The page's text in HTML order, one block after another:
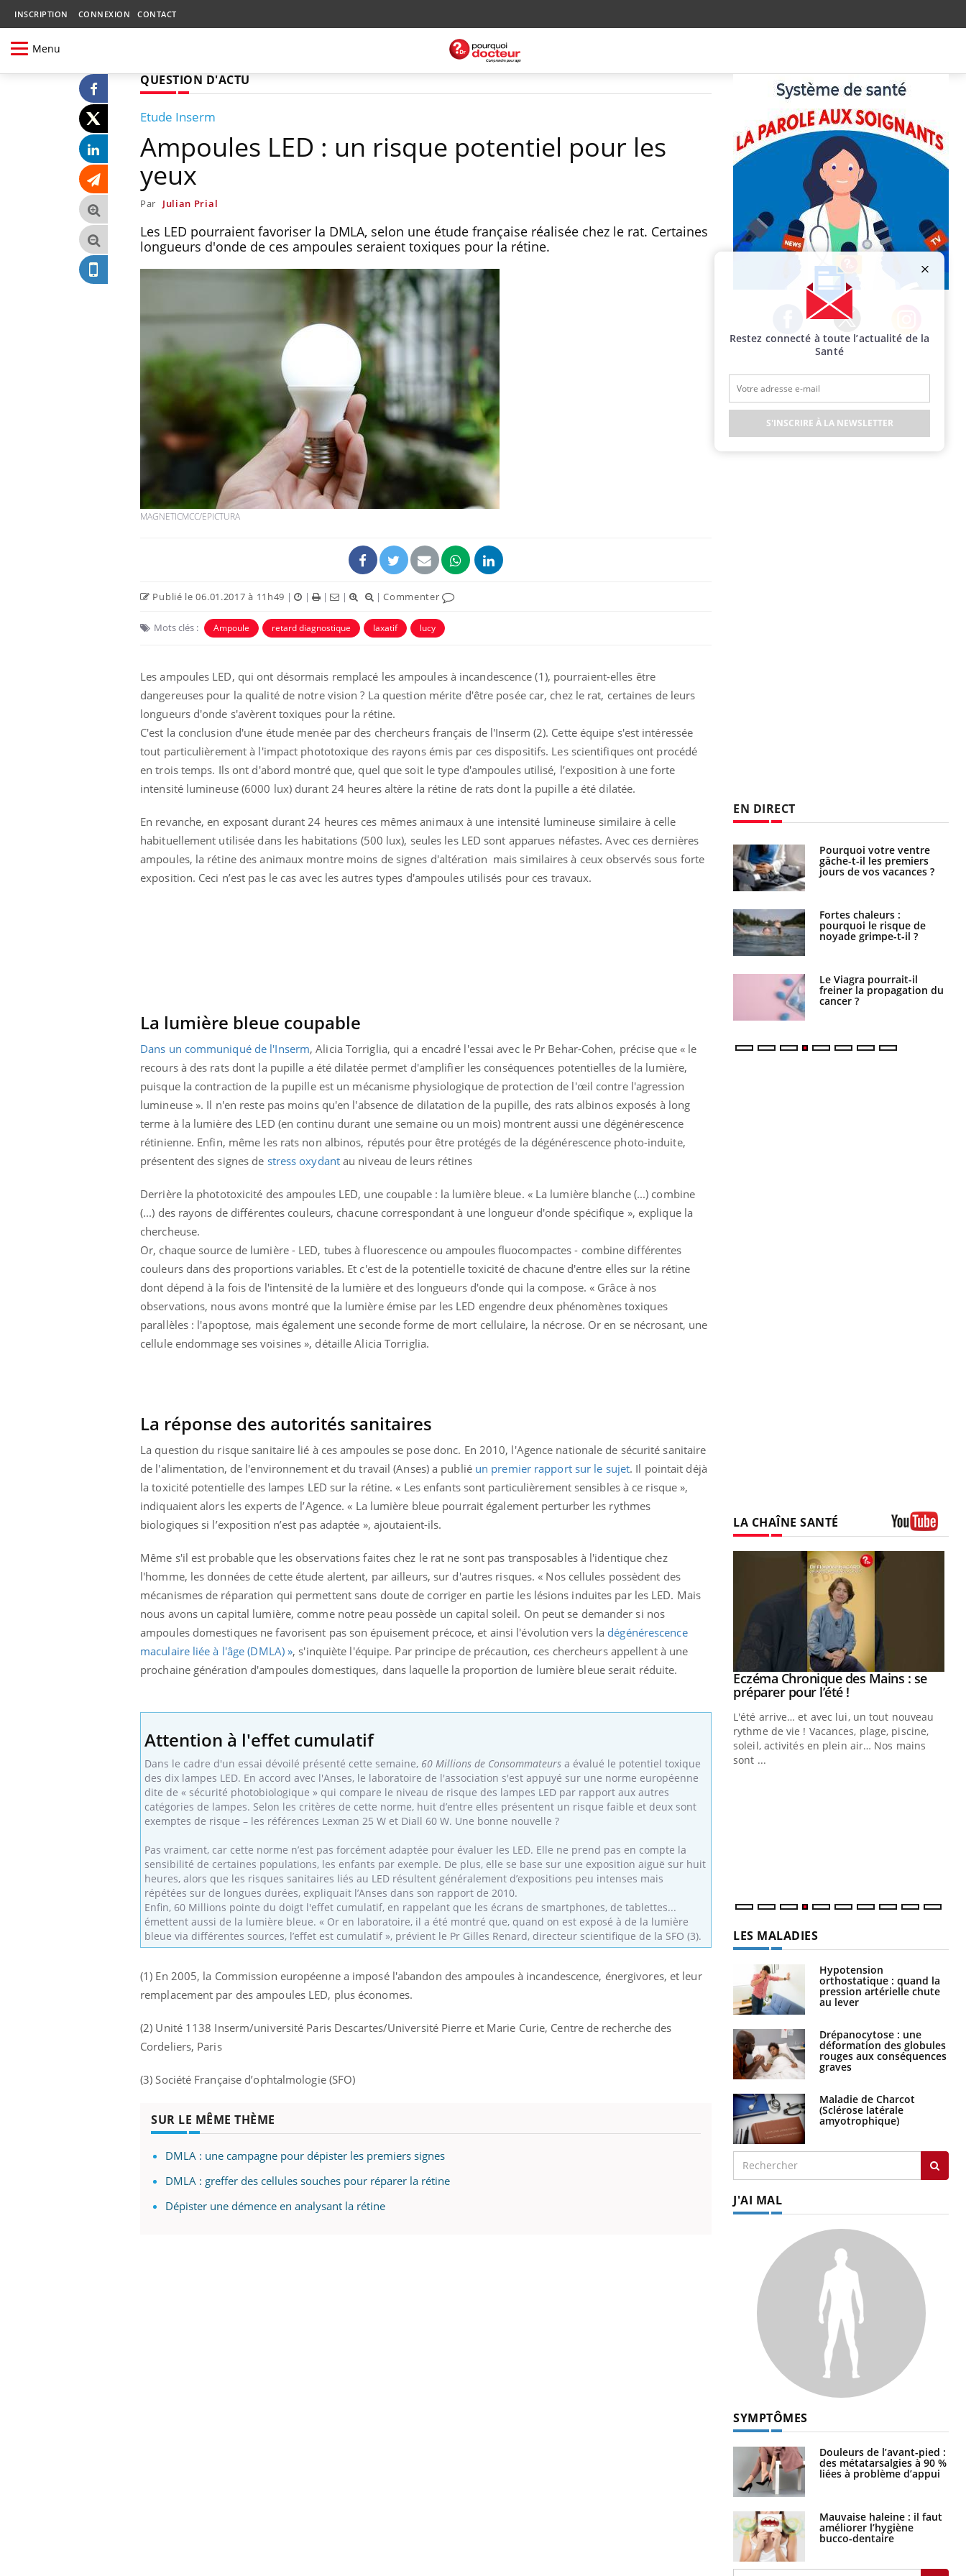
INSCRIPTION CONNEXION CONTACT
Menu
QUESTION D'ACTU
Etude Inserm
Ampoules LED : un risque potentiel pour les
yeux
Par Julian Prial
Les LED pourraient favoriser la DMLA, selon une étude française réalisée chez le rat. Certaines
longueurs d'onde de ces ampoules seraient toxiques pour la rétine.
MAGNETICMCC/EPICTURA
Publié le 06.01.2017 à 11h49 | | | | |Commenter
Mots clés : Ampoule retard diagnostique laxatif lucy
Les ampoules LED, qui ont désormais remplacé les ampoules à incandescence (1), pourraient-elles être
dangereuses pour la qualité de notre vision ? La question mérite d'être posée car, chez le rat, certaines de leurs
longueurs d'onde s'avèrent toxiques pour la rétine.
C'est la conclusion d'une étude menée par des chercheurs français de l'Inserm (2). Cette équipe s'est intéressée
tout particulièrement à l'impact phototoxique des rayons émis par ces dispositifs. Les scientifiques ont procédé
en trois temps. Ils ont d'abord montré que, quel que soit le type d'ampoules utilisé, l’exposition à une forte
intensité lumineuse (6000 lux) durant 24 heures altère la rétine de rats dont la pupille a été dilatée.
En revanche, en exposant durant 24 heures ces mêmes animaux à une intensité lumineuse similaire à celle
habituellement utilisée dans les habitations (500 lux), seules les LED sont apparues néfastes. Avec ces dernières
ampoules, la rétine des animaux montre moins de signes d'altération mais similaires à ceux observés sous forte
exposition. Ceci n’est pas le cas avec les autres types d'ampoules utilisés pour ces travaux.
La lumière bleue coupable
Dans un communiqué de l'Inserm, Alicia Torriglia, qui a encadré l'essai avec le Pr Behar-Cohen, précise que « le
recours à des rats dont la pupille a été dilatée permet d'amplifier les conséquences potentielles de la lumière,
puisque la contraction de la pupille est un mécanisme physiologique de protection de l'œil contre l'agression
lumineuse ». Il n'en reste pas moins qu'en l'absence de dilatation de la pupille, des rats albinos exposés à long
terme à la lumière des LED (en continu durant une semaine ou un mois) montrent aussi une dégénérescence
rétinienne. Enfin, même les rats non albinos, réputés pour être protégés de la dégénérescence photo-induite,
présentent des signes de stress oxydantau niveau de leurs rétines
Derrière la phototoxicité des ampoules LED, une coupable : la lumière bleue. « La lumière blanche (...) combine
(...) des rayons de différentes couleurs, chacune correspondant à une longueur d'onde spécifique », explique la
chercheuse.
Or, chaque source de lumière - LED, tubes à fluorescence ou ampoules fluocompactes - combine différentes
couleurs dans des proportions variables. Et c'est de la potentielle toxicité de chacune d'entre elles sur la rétine
dont dépend à la fois de l'intensité de la lumière et des longueurs d'onde qui la compose. « Grâce à nos
observations, nous avons montré que la lumière émise par les LED engendre deux phénomènes toxiques
parallèles : l'apoptose, mais également une seconde forme de mort cellulaire, la nécrose. Or en se nécrosant, une
cellule endommage ses voisines », détaille Alicia Torriglia.
La réponse des autorités sanitaires
La question du risque sanitaire lié à ces ampoules se pose donc. En 2010, l'Agence nationale de sécurité sanitaire
de l'alimentation, de l'environnement et du travail (Anses) a publié un premier rapport sur le sujet. Il pointait déjà
la toxicité potentielle des lampes LED sur la rétine. « Les enfants sont particulièrement sensibles à ce risque »,
indiquaient alors les experts de l’Agence. « La lumière bleue pourrait également perturber les rythmes
biologiques si l’exposition n’est pas adaptée », ajoutaient-ils.
Même s'il est probable que les observations faites chez le rat ne sont pas transposables à l'identique chez
l'homme, les données de cette étude alertent, par ailleurs, sur d'autres risques. « Nos cellules possèdent des
mécanismes de réparation qui permettent sans doute de corriger en partie les lésions induites par les LED. Mais
nous avons un capital lumière, comme notre peau possède un capital soleil. On peut se demander si nos
ampoules domestiques ne favorisent pas son épuisement précoce, et ainsi l'évolution vers la dégénérescence
maculaire liée à l'âge (DMLA) », s'inquiète l'équipe. Par principe de précaution, ces chercheurs appellent à une
prochaine génération d'ampoules domestiques, dans laquelle la proportion de lumière bleue serait réduite.
Attention à l'effet cumulatif
Dans le cadre d'un essai dévoilé présenté cette semaine, 60 Millions de Consommateurs a évalué le potentiel toxique
des dix lampes LED. En accord avec l'Anses, le laboratoire de l'association s'est appuyé sur une norme européenne
dite de « sécurité photobiologique » qui compare le niveau de risque des lampes LED par rapport aux autres
catégories de lampes. Selon les critères de cette norme, huit d’entre elles présentent un risque faible et deux sont
exemptes de risque – les références Lexman 25 W et Diall 60 W. Une bonne nouvelle ?
Pas vraiment, car cette norme n’est pas forcément adaptée pour évaluer les LED. Elle ne prend pas en compte la
sensibilité de certaines populations, les enfants par exemple. De plus, elle se base sur une exposition aiguë sur huit
heures, alors que les risques sanitaires liés au LED résultent généralement d’expositions peu intenses mais
répétées sur de longues durées, expliquait l’Anses dans son rapport de 2010.
Enfin, 60 Millions pointe du doigt l'effet cumulatif, en rappelant que les écrans de smartphones, de tablettes...
émettent aussi de la lumière bleue. « Or en laboratoire, il a été montré que, quand on est exposé à de la lumière
bleue via différentes sources, l’effet est cumulatif », prévient le Pr Gilles Renard, directeur scientifique de la SFO (3).
(1) En 2005, la Commission européenne a imposé l'abandon des ampoules à incandescence, énergivores, et leur
remplacement par des ampoules LED, plus économes.
(2) Unité 1138 Inserm/université Paris Descartes/Université Pierre et Marie Curie, Centre de recherche des
Cordeliers, Paris
(3) Société Française d’ophtalmologie (SFO)
SUR LE MÊME THÈME
DMLA : une campagne pour dépister les premiers signes
DMLA : greffer des cellules souches pour réparer la rétine
Dépister une démence en analysant la rétine
Facebook Twitter Instagram
EN DIRECT
stratégie simple aurait
changé la donne au Pays
basque
Cytomégalovirus : ce qui
change dans la prise en
charge des femmes
enceintes
Pourquoi votre ventre
gâche-t-il les premiers
jours de vos vacances ?
Fortes chaleurs :
pourquoi le risque de
noyade grimpe-t-il ?
Le Viagra pourrait-il
freiner la propagation du
cancer ?
Pourquoi manger moins
de protéines pourrait
finalement être bénéfique
Grossesse et chaleur : ce
que dit la science
Le smartphone nuit-il à
l'apprentissage de la
lecture ?
LA CHAÎNE SANTÉ
Carence en fer : comprendre pour
Fatigue, irritabilité, brouillard mental ou
même alopécie… Les symptômes de la
carence en fer sont multiples ce qui la rend
Youtube
Insuline & Charge mentale : et si on
En 2026, l'insuline dans le diabète de type 2
reste entourée d'idées reçues chez les
patients comme parfois chez les soignants.
Youtube
Eczéma Chronique des Mains : se
préparer pour l’été !Youtube
L'été arrive… et avec lui, un tout nouveau
rythme de vie ! Vacances, plage, piscine,
soleil, activités en plein air… Nos mains
sont ...
LES MALADIES
Hypotension
orthostatique : quand la
pression artérielle chute
au lever
Drépanocytose : une
déformation des globules
rouges aux conséquences
graves
Maladie de Charcot
(Sclérose latérale
amyotrophique)
J'AI MAL
SYMPTÔMES
Douleurs de l’avant-pied :
des métatarsalgies à 90 %
liées à problème d’appui
Mauvaise haleine : il faut
améliorer l’hygiène
bucco-dentaire
Restez connecté à toute l’actualité de la
Santé
S'INSCRIRE À LA NEWSLETTER